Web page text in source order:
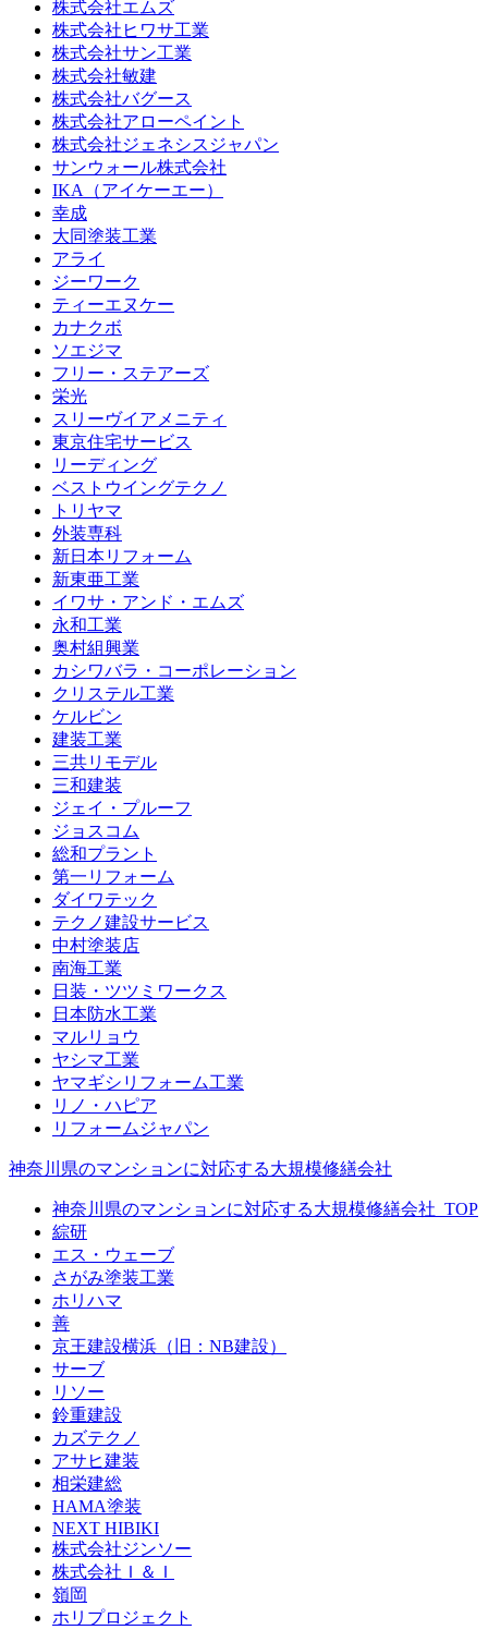
株式会社エムズ
株式会社ヒワサ工業
株式会社サン工業
株式会社敏建
株式会社バグース
株式会社アローペイント
株式会社ジェネシスジャパン
サンウォール株式会社
IKA（アイケーエー）
幸成
大同塗装工業
アライ
ジーワーク
ティーエヌケー
カナクボ
ソエジマ
フリー・ステアーズ
栄光
スリーヴイアメニティ
東京住宅サービス
リーディング
ベストウイングテクノ
トリヤマ
外装専科
新日本リフォーム
新東亜工業
イワサ・アンド・エムズ
永和工業
奥村組興業
カシワバラ・コーポレーション
クリステル工業
ケルビン
建装工業
三共リモデル
三和建装
ジェイ・プルーフ
ジョスコム
総和プラント
第一リフォーム
ダイワテック
テクノ建設サービス
中村塗装店
南海工業
日装・ツツミワークス
日本防水工業
マルリョウ
ヤシマ工業
ヤマギシリフォーム工業
リノ・ハピア
リフォームジャパン
神奈川県のマンションに対応する大規模修繕会社
神奈川県のマンションに対応する大規模修繕会社_TOP
綜研
エス・ウェーブ
さがみ塗装工業
ホリハマ
善
京王建設横浜（旧：NB建設）
サーブ
リソー
鈴重建設
カズテクノ
アサヒ建装
相栄建総
HAMA塗装
NEXT HIBIKI
株式会社ジンソー
株式会社Ｉ＆Ｉ
嶺岡
ホリプロジェクト